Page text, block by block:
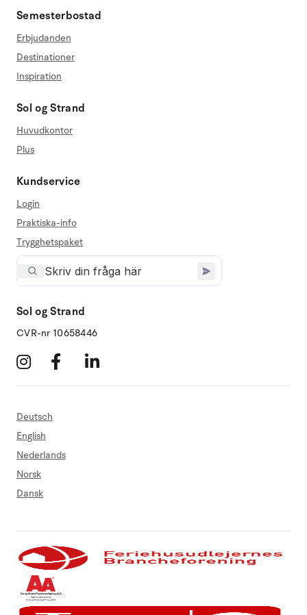
Semesterbostad
Erbjudanden
Destinationer
Inspiration
Sol og Strand
Huvudkontor
Plus
Kundservice
Login
Praktiska-info
Trygghetspaket
Sol og Strand
CVR-nr 10658446
Deutsch
English
Nederlands
Norsk
Dansk